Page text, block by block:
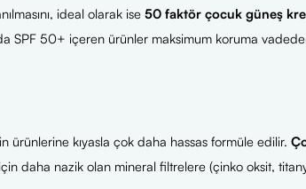
ideal olarak ise 50 faktör çocuk güneş
SPF 50+ içeren ürünler maksimum koruma
kıyasla çok daha hassas formüle edilir.
daha nazik olan mineral filtrelere (çinko oksit,